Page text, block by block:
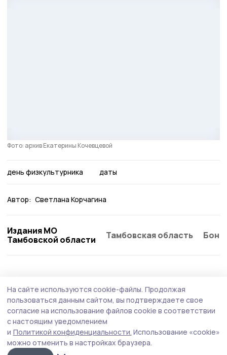
Фото: архив Екатерины Кочевцевой
день физкультурника даты
Автор: Светлана Корчагина
Издания МО
Тамбовской области
Тамбовская область
На сайте используются cookie-файлы. Продолжая
пользоваться данным сайтом, вы подтверждаете свое
согласие на использование файлов cookie в соответствии
с настоящим уведомлением
и Политикой конфиденциальности. Использование «cookie»
можно отменить в настройках браузера.